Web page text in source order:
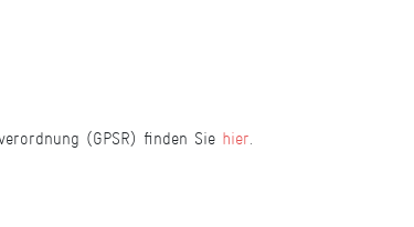
(GPSR) finden Sie hier.